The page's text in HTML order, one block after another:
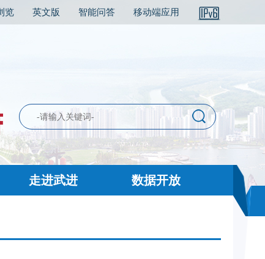
览 英文版 智能问答 移动端应用
走进武进 数据开放